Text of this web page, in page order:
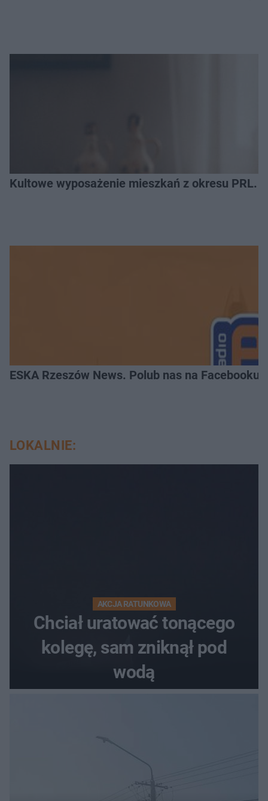
Kultowe wyposażenie mieszkań z okresu PRL.
ESKA Rzeszów News. Polub nas na Facebooku!
LOKALNIE:
AKCJA RATUNKOWA
Chciał uratować tonącego
kolegę, sam zniknął pod
wodą